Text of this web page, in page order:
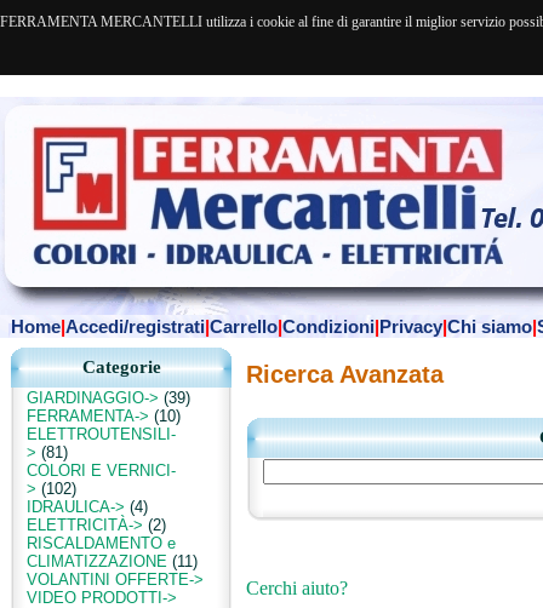
FERRAMENTA MERCANTELLI utilizza i cookie al fine di garantire il miglior servizio
Home|Accedi/registrati|Carrello|Condizioni|Privacy|Chi siamo|
Categorie
GIARDINAGGIO-> (39)
FERRAMENTA-> (10)
ELETTROUTENSILI-
> (81)
COLORI E VERNICI-
> (102)
IDRAULICA-> (4)
ELETTRICITÀ-> (2)
RISCALDAMENTO e
CLIMATIZZAZIONE (11)
VOLANTINI OFFERTE->
VIDEO PRODOTTI->
Ricerca Avanzata
Cerchi aiuto?